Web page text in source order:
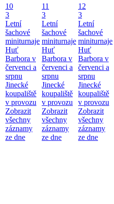
10
3
Letní
šachové
miniturnaje
Huť
Barbora v
červenci a
srpnu
Jinecké
koupaliště
v provozu
Zobrazit
všechny
záznamy
ze dne
11
3
Letní
šachové
miniturnaje
Huť
Barbora v
červenci a
srpnu
Jinecké
koupaliště
v provozu
Zobrazit
všechny
záznamy
ze dne
12
3
Letní
šachové
miniturnaje
Huť
Barbora v
červenci a
srpnu
Jinecké
koupaliště
v provozu
Zobrazit
všechny
záznamy
ze dne